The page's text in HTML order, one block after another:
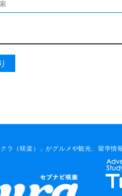
ラ（咲楽）」がグルメや観光、留学情